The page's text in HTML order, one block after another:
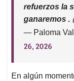
refuerzos la
ganaremos .
— Paloma
26, 2026
En algún